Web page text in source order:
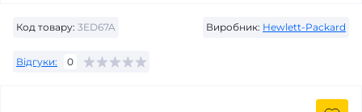
Код товару: 3ED67A Виробник: Hewlett-Packard
Відгуки: 0